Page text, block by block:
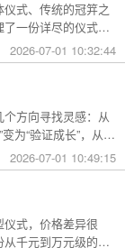
式、传统的冠笄之
一份详尽的仪式清
2026-07-01 10:32:44
方向寻找灵感：从
为“验证成长”，从
2026-07-01 10:49:15
式，价格差异很
千元到万元级的费